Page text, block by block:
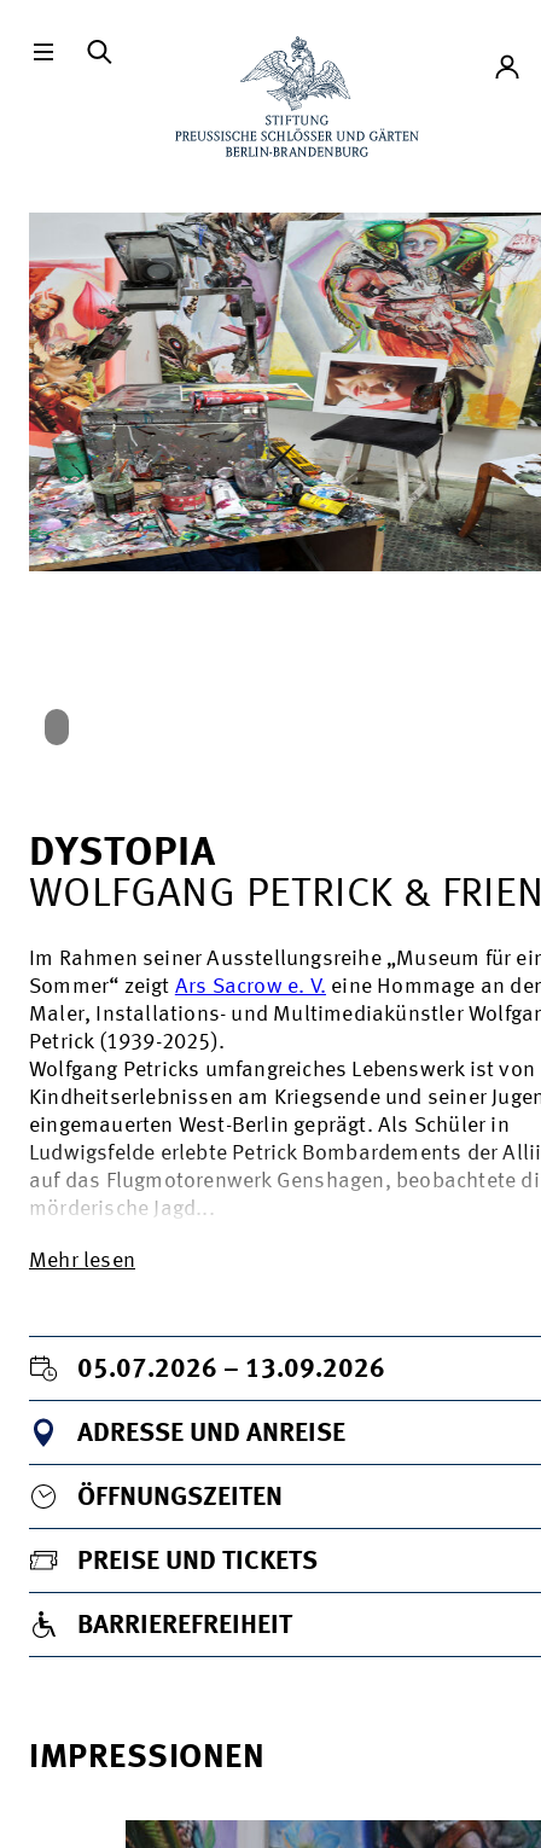
Konto
DYSTOPIA
WOLFGANG PETRICK &
Im Rahmen seiner Ausstellungsreihe „Museum für
Sommer“ zeigt Ars Sacrow e. V. eine Hommage an
Maler, Installations- und Multimediakünstler
Petrick (1939-2025).
Wolfgang Petricks umfangreiches Lebenswerk ist von
Kindheitserlebnissen am Kriegsende und seiner
eingemauerten West-Berlin geprägt. Als Schüler in
Ludwigsfelde erlebte Petrick Bombardements der
auf das Flugmotorenwerk Genshagen, beobachtete
mörderische Jagd...
Mehr lesen
05.07.2026 – 13.09.2026
ADRESSE UND ANREISE
ÖFFNUNGSZEITEN
PREISE UND TICKETS
BARRIEREFREIHEIT
IMPRESSIONEN